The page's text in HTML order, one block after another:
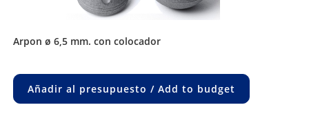
arpon ø 6,5 mm. con colocador
Añadir al presupuesto / Add to budget